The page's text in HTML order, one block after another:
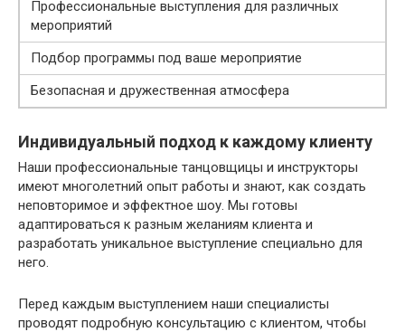
Профессиональные выступления для различных
мероприятий
Подбор программы под ваше мероприятие
Безопасная и дружественная атмосфера
Индивидуальный подход к каждому клиенту
Наши профессиональные танцовщицы и инструкторы
имеют многолетний опыт работы и знают, как создать
неповторимое и эффектное шоу. Мы готовы
адаптироваться к разным желаниям клиента и
разработать уникальное выступление специально для
него.
Перед каждым выступлением наши специалисты
проводят подробную консультацию с клиентом, чтобы